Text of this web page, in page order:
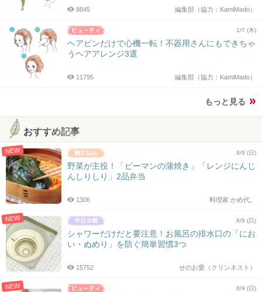
編集部（協力：KamiMado）
8845
1/7 (木)
ヘアピンだけで心機一転！不器用さんにもできちゃ
うヘアアレンジ3選
編集部（協力：KamiMado）
11795
もっと見る
おすすめ記事
NEW 8/9 (日)
野菜が主役！「ピーマンの蒲焼き」「レンジにんじ
んしりしり」2品弁当
料理家 かめ代。
1306
NEW 8/9 (日)
シャワーだけだと要注意！お風呂の排水口の「にお
い・ぬめり」を防ぐ簡単習慣3つ
せのお愛（クリンネスト）
15752
NEW 8/9 (日)